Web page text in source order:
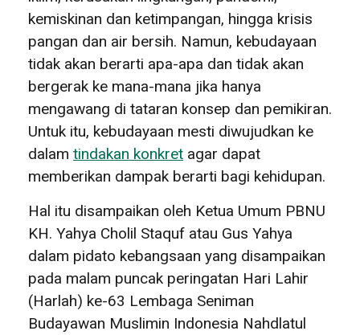
kemiskinan dan ketimpangan, hingga krisis
pangan dan air bersih. Namun, kebudayaan
tidak akan berarti apa-apa dan tidak akan
bergerak ke mana-mana jika hanya
mengawang di tataran konsep dan pemikiran.
Untuk itu, kebudayaan mesti diwujudkan ke
dalam tindakan konkret agar dapat
memberikan dampak berarti bagi kehidupan.
Hal itu disampaikan oleh Ketua Umum PBNU
KH. Yahya Cholil Staquf atau Gus Yahya
dalam pidato kebangsaan yang disampaikan
pada malam puncak peringatan Hari Lahir
(Harlah) ke-63 Lembaga Seniman
Budayawan Muslimin Indonesia Nahdlatul